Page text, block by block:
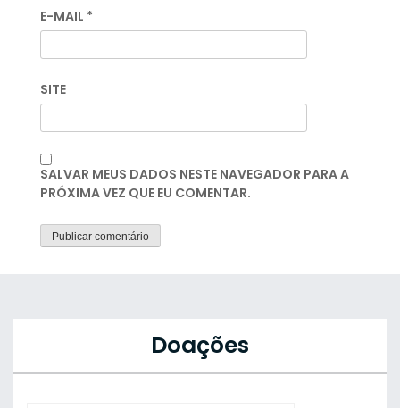
E-MAIL *
SITE
SALVAR MEUS DADOS NESTE NAVEGADOR PARA A
PRÓXIMA VEZ QUE EU COMENTAR.
Doações